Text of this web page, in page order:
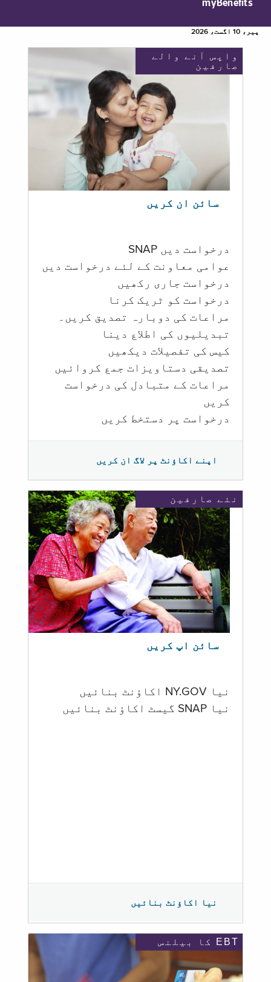
myBenefits
پیر، 10 اگست، 2026
واپس آنے والے
صارفین
سائن ان کریں
درخواست دیں SNAP
عوامی معاونت کے لئے درخواست دیں
درخواست جاری رکھیں
درخواست کو ٹریک کرنا
مراعات کی دوبارہ تصدیق کریں۔
تبدیلیوں کی اطلاع دینا
کیس کی تفصیلات دیکھیں
تصدیقی دستاویزات جمع کروائیں
مراعات کے متبادل کی درخواست
کریں
درخواست پر دستخط کریں
اپنے اکاؤنٹ پر لاگ ان کریں
نئے صارفین
سائن اپ کریں
نیا NY.GOV اکاؤنٹ بنائیں
نیا SNAP گیسٹ اکاؤنٹ بنائیں
نیا اکاؤنٹ بنائیں
EBT کا بیلنس